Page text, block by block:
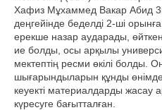
Хафиз Мұхаммед Вакар Абид
деңгейінде беделді 2-ші
ерекше назар аударады,
ие болды, осы арқылы
мектептің ресми өкілі болды.
шығарындыларын құнды
кеуекті материалдарды жасау
күресуге бағытталған.